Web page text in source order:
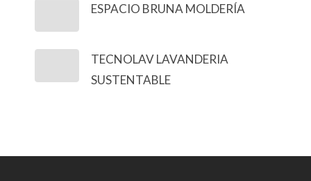
ESPACIO BRUNA MOLDERÍA
TECNOLAV LAVANDERIA
SUSTENTABLE